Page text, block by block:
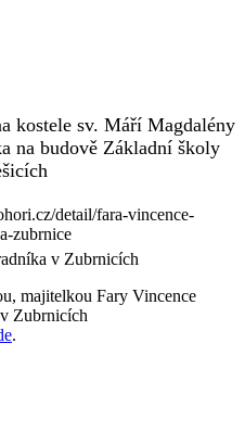
kostele sv. Máří Magdalény
na budově Základní školy
v Zubrnicích
majitelkou Fary Vincence
Zubrnicích
.